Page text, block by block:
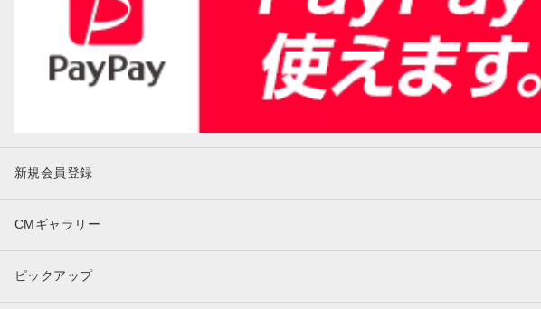
新規会員登録
CMギャラリー
ピックアップ